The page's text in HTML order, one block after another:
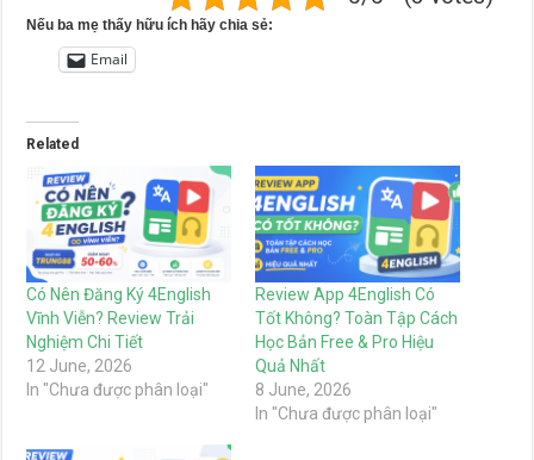
Nếu ba mẹ thấy hữu ích hãy chia sẻ:
Email
Related
Có Nên Đăng Ký 4English
Vĩnh Viễn? Review Trải
Nghiệm Chi Tiết
12 June, 2026
In "Chưa được phân loại"
Review App 4English Có
Tốt Không? Toàn Tập Cách
Học Bản Free & Pro Hiệu
Quả Nhất
8 June, 2026
In "Chưa được phân loại"